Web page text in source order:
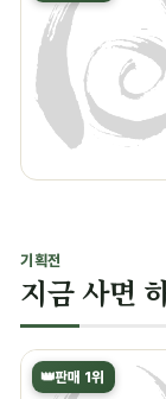
기획전
지금 사면
👑판매 1위